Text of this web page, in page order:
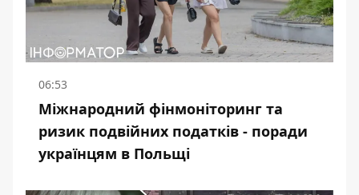
06:53
Міжнародний фінмоніторинг та
ризик подвійних податків - поради
українцям в Польщі